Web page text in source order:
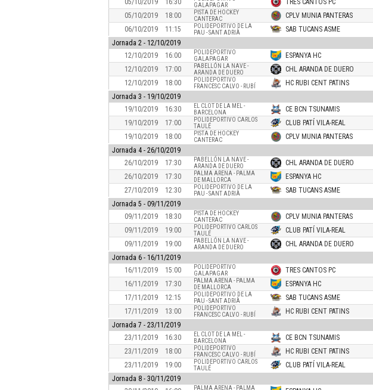
05/10/2019
16:30
GALAPAGAR
TRES CANTOS PC
05/10/2019
18:00
PISTA DE HOCKEY
CANTERAC
CPLV MUNIA PANTERAS
06/10/2019
11:15
POLIDEPORTIVO DE LA
PAU - SANT ADRIÀ
SAB TUCANS ASME
Jornada 2 - 12/10/2019
12/10/2019
16:00
POLIDEPORTIVO
GALAPAGAR
ESPANYA HC
12/10/2019
17:00
PABELLÓN LA NAVE -
ARANDA DE DUERO
CHL ARANDA DE DUERO
12/10/2019
18:00
POLIDEPORTIVO
FRANCESC CALVO - RUBÍ
HC RUBI CENT PATINS
Jornada 3 - 19/10/2019
19/10/2019
16:30
EL CLOT DE LA MEL -
BARCELONA
CE BCN TSUNAMIS
19/10/2019
17:00
POLIDEPORTIVO CARLOS
TAULÉ
CLUB PATÍ VILA-REAL
19/10/2019
18:00
PISTA DE HOCKEY
CANTERAC
CPLV MUNIA PANTERAS
Jornada 4 - 26/10/2019
26/10/2019
17:30
PABELLÓN LA NAVE -
ARANDA DE DUERO
CHL ARANDA DE DUERO
26/10/2019
17:30
PALMA ARENA - PALMA
DE MALLORCA
ESPANYA HC
27/10/2019
12:30
POLIDEPORTIVO DE LA
PAU - SANT ADRIÀ
SAB TUCANS ASME
Jornada 5 - 09/11/2019
09/11/2019
18:30
PISTA DE HOCKEY
CANTERAC
CPLV MUNIA PANTERAS
09/11/2019
19:00
POLIDEPORTIVO CARLOS
TAULÉ
CLUB PATÍ VILA-REAL
09/11/2019
19:00
PABELLÓN LA NAVE -
ARANDA DE DUERO
CHL ARANDA DE DUERO
Jornada 6 - 16/11/2019
16/11/2019
15:00
POLIDEPORTIVO
GALAPAGAR
TRES CANTOS PC
16/11/2019
17:30
PALMA ARENA - PALMA
DE MALLORCA
ESPANYA HC
17/11/2019
12:15
POLIDEPORTIVO DE LA
PAU - SANT ADRIÀ
SAB TUCANS ASME
17/11/2019
13:00
POLIDEPORTIVO
FRANCESC CALVO - RUBÍ
HC RUBI CENT PATINS
Jornada 7 - 23/11/2019
23/11/2019
16:30
EL CLOT DE LA MEL -
BARCELONA
CE BCN TSUNAMIS
23/11/2019
18:00
POLIDEPORTIVO
FRANCESC CALVO - RUBÍ
HC RUBI CENT PATINS
23/11/2019
19:00
POLIDEPORTIVO CARLOS
TAULÉ
CLUB PATÍ VILA-REAL
Jornada 8 - 30/11/2019
PALMA ARENA - PALMA